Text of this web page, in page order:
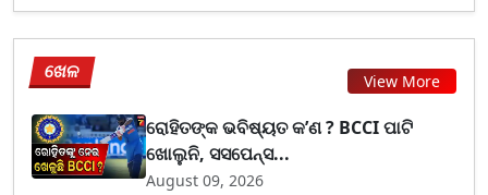
ଖେଳ View More
ରୋହିତଙ୍କ ଭବିଷ୍ୟତ କ’ଣ ? BCCI ପାଟି
ଖୋଲୁନି, ସସପେନ୍ସ...
August 09, 2026